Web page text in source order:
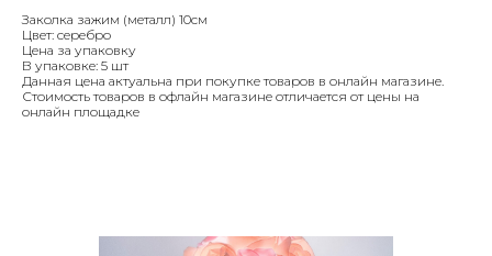
Заколка зажим (металл) 10см
Цвет: серебро
Цена за упаковку
В упаковке: 5 шт
Данная цена актуальна при покупке товаров в онлайн магазине.
Стоимость товаров в офлайн магазине отличается от цены на
онлайн площадке